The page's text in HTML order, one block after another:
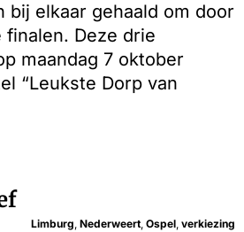
bij elkaar gehaald om door
Deze drie
maandag 7 oktober
“Leukste Dorp van
Limburg, Nederweert, Ospel, verkiezing